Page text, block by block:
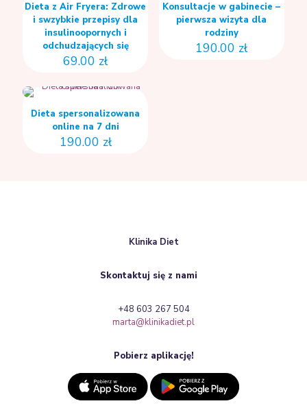
Dieta z Air Fryera: Zdrowe
i swzybkie przepisy dla
insulinoopornych i
odchudzających się
69.00 zł
produkt
wiele
wariantów.
Opcje
Konsultacje w gabinecie –
pierwsza wizyta dla
rodziny
190.00 zł
Dieta spersonalizowana
online na 7 dni
190.00 zł
Klinika Diet
Skontaktuj się z nami
+48 603 267 504
marta@klinikadiet.pl
Pobierz aplikację!